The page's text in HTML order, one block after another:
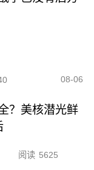
08-06
？美核潜光鲜
阅读 5625